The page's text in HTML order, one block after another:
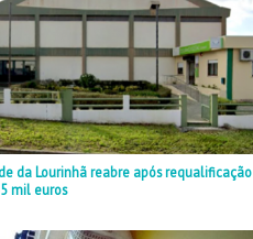
da Lourinhã reabre após requalificação
mil euros